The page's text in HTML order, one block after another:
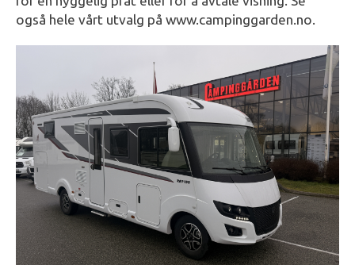
også hele vårt utvalg på www.campinggarden.no.